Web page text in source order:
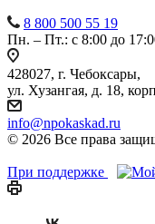
8 800 500 55 19
Пн. – Пт.: с 8:00 до
428027, г. Чебоксары,
ул. Хузангая, д. 18,
info@npokaskad.ru
© 2026 Все права
При поддержке